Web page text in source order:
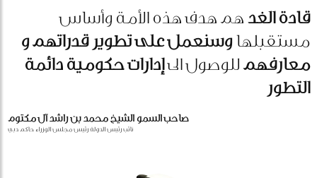
قادة الغدهم هدف هذه الأمة وأساس
مستقبلهاوسنعمل على تطوير قدراتهم و
معارفهمللوصول الىإدارات حكومية دائمة
التطور
صاحب السمو الشيخ محمد بن راشد آل مكتوم
نائب رئيس الدولة رئيس مجلس الوزراء حاكم دبي